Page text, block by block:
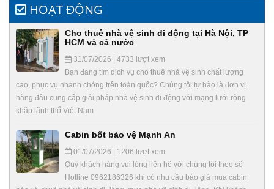
HOẠT ĐỘNG
Cho thuê nhà vệ sinh di động tại Hà Nội, TP
HCM và cả nước
31/07/2026 | 4733 lượt xem
Bạn đang tìm dịch vụ cho thuê nhà vệ sinh chất lượng
cao, phục vụ nhanh chóng trên toàn quốc? Chúng tôi tự hào là đơn vị
hàng đầu cung cấp giải pháp nhà vệ sinh di động với mạng lưới rộng
khắp lãnh thổ Việt Nam
Cabin bốt bảo vệ Mạnh An
01/07/2026 | 1206 lượt xem
Quý khách hàng vui lòng liên hệ với chúng tôi theo số
Hotline 0962186326 khi có nhu cầu báo giá mua cabin